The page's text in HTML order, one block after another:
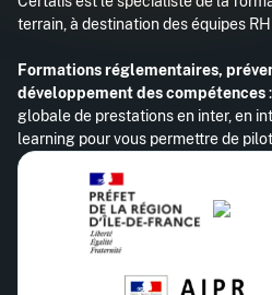
terrain, à destination des équipes
Formations réglementaires,
développement des compétences
globale de prestations en inter, en
learning pour vous permettre de